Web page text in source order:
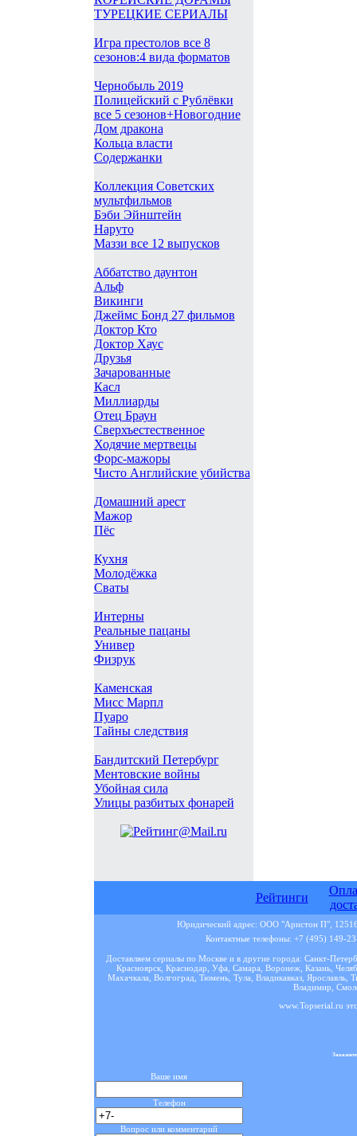
ТУРЕЦКИЕ СЕРИАЛЫ
Игра престолов все 8
сезонов:4 вида форматов
Чернобыль 2019
Полицейский с Рублёвки
все 5 сезонов+Новогодние
Дом дракона
Кольца власти
Содержанки
Коллекция Советских
мультфильмов
Бэби Эйнштейн
Наруто
Маззи все 12 выпусков
Аббатство даунтон
Альф
Викинги
Джеймс Бонд 27 фильмов
Доктор Кто
Доктор Хаус
Друзья
Зачарованные
Касл
Миллиарды
Отец Браун
Сверхъестественное
Ходячие мертвецы
Форс-мажоры
Чисто Английские убийства
Домашний арест
Мажор
Пёс
Кухня
Молодёжка
Сваты
Интерны
Реальные пацаны
Универ
Физрук
Каменская
Мисс Марпл
Пуаро
Тайны следствия
Бандитский Петербург
Ментовские войны
Убойная сила
Улицы разбитых фонарей
Рейтинги
Юридический адрес: ООО "Аристон П",
Контактные телефоны: +7 (495) 149-
Доставляем сериалы по Москве и в другие города: Санкт-
Красноярск, Краснодар, Уфа, Самара, Воронеж, Казань,
Махачкала, Волгоград, Тюмень, Тула, Владикавказ, Ярославль,
Владимир,
www.Topserial.ru
Ваше имя
Телефон
Вопрос или комментарий